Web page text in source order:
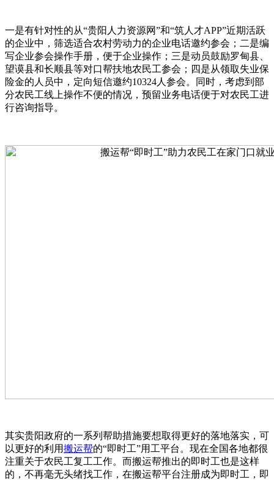
一是有针对性的从“贵阳人力资源网”和“筑人才APP”近期活跃
的企业中，筛选适合农村劳动力的企业电话邀约参会；二是编
写企业参会操作手册，便于企业操作；三是动员鼓励罗甸县、
望谟县和长顺县等对口帮扶地农民工参会；四是从领取失业保
险金的人员中，定向短信邀约10324人参会。同时，考虑到部
分农民工线上操作不便的情况，预留业务电话便于对农民工进
行咨询指导。
其实贵阳政府的一系列帮助措施要想取得更好的落地落实，可
以更好的利用搬运帮的“即时工”用工平台。现在全国各地都很
注重关于农民工复工工作。而搬运帮推出的即时工也是这样
的，不再毫无头绪找工作，在搬运帮平台注册成为即时工，即